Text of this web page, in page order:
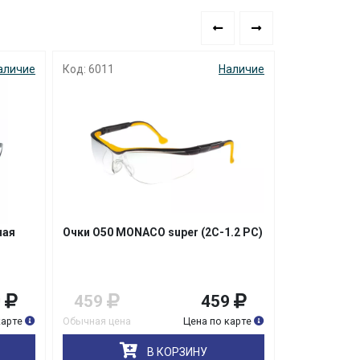
Код: 6011 Наличие
Очки О50 MONACO super (2C-1.2 PC)
459
Обычная цена
459
Цена по карте
В КОРЗИНУ